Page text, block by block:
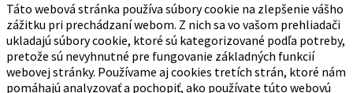
Táto webová stránka používa súbory cookie na zlepšenie vášho
zážitku pri prechádzaní webom. Z nich sa vo vašom prehliadači
ukladajú súbory cookie, ktoré sú kategorizované podľa potreby,
pretože sú nevyhnutné pre fungovanie základných funkcií
webovej stránky. Používame aj cookies tretích strán, ktoré nám
pomáhajú analyzovať a pochopiť, ako používate túto webovú